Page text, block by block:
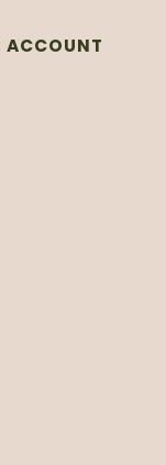
ACCOUNT